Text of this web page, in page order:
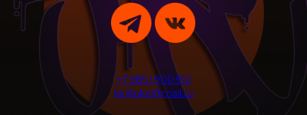
+7 985 1 900 912
kirilljoke@mail.ru